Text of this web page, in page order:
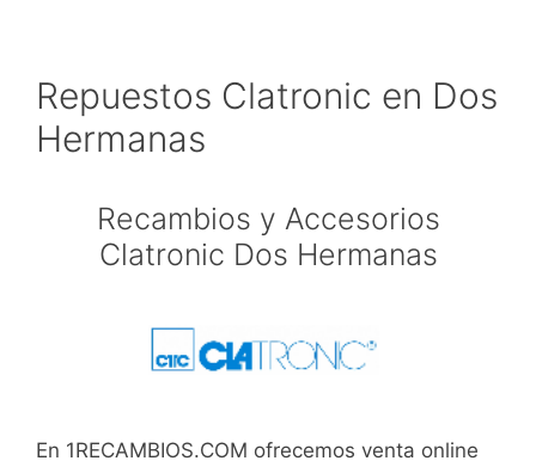
Repuestos Clatronic en Dos
Hermanas
Recambios y Accesorios
Clatronic Dos Hermanas
En 1RECAMBIOS.COM ofrecemos venta online